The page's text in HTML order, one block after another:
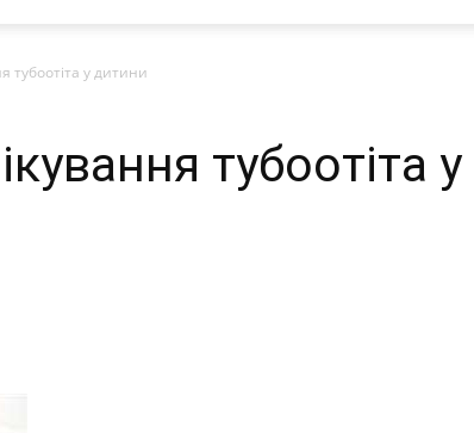
тубоотіта у дитини
тубоотіта у